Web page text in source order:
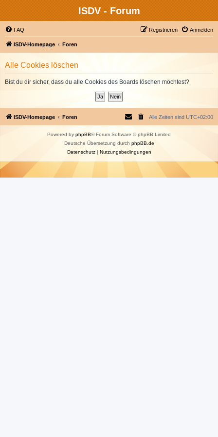
ISDV - Forum
FAQ Anmelden
Registrieren
ISDV-Homepage Foren
Alle Cookies löschen
Bist du dir sicher, dass du alle Cookies des Boards löschen möchtest?
ISDV-Homepage Foren Alle Zeiten sind UTC+02:00
Powered by phpBB® Forum Software © phpBB Limited
Deutsche Übersetzung durch phpBB.de
Datenschutz| Nutzungsbedingungen